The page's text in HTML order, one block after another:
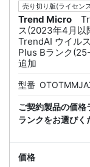
売り切り版(ライセン
Trend Micro
ス(2023年4月以
TrendAI ウイル
Plus Bランク
追加
型番
ご契約製品の価格
ランクをお選びく